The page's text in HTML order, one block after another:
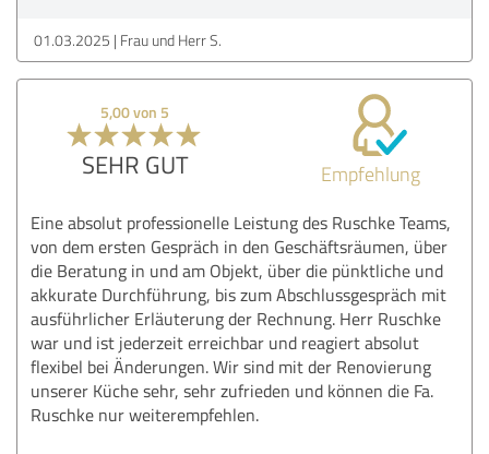
01.03.2025 Frau und Herr S.
5,00 von 5
SEHR GUT Empfehlung
Eine absolut professionelle Leistung des Ruschke Teams,
von dem ersten Gespräch in den Geschäftsräumen, über
die Beratung in und am Objekt, über die pünktliche und
akkurate Durchführung, bis zum Abschlussgespräch mit
ausführlicher Erläuterung der Rechnung. Herr Ruschke
war und ist jederzeit erreichbar und reagiert absolut
flexibel bei Änderungen. Wir sind mit der Renovierung
unserer Küche sehr, sehr zufrieden und können die Fa.
Ruschke nur weiterempfehlen.